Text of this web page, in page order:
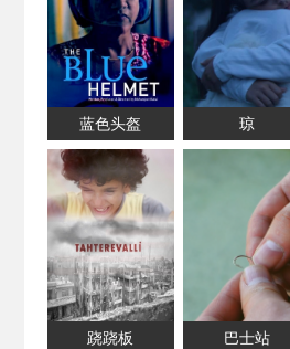
蓝色头盔 琼
跷跷板 巴士站